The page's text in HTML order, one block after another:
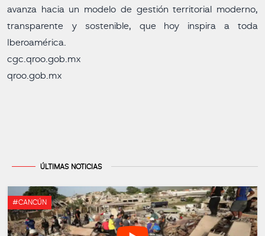
avanza hacia un modelo de gestión territorial moderno,
transparente y sostenible, que hoy inspira a toda
Iberoamérica.
cgc.qroo.gob.mx
qroo.gob.mx
ÚLTIMAS NOTICIAS
#CANCÚN